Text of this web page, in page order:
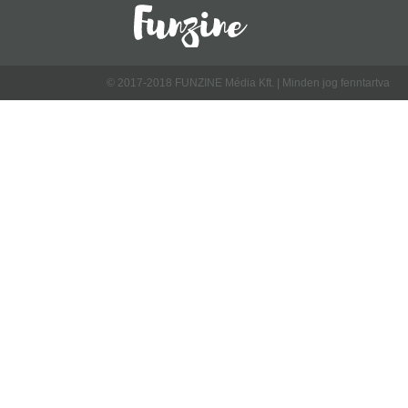
© 2017-2018 FUNZINE Média Kft. | Minden jog fenntartva